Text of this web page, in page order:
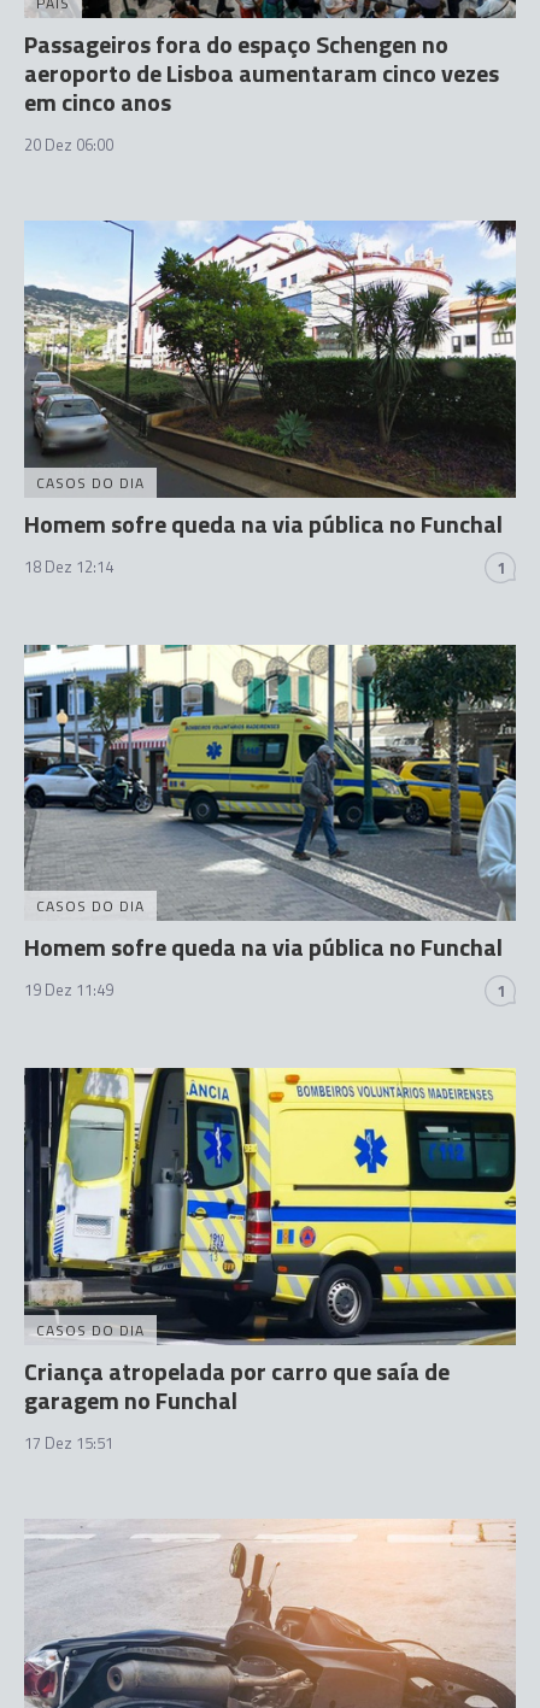
Passageiros fora do espaço Schengen no
aeroporto de Lisboa aumentaram cinco vezes
em cinco anos
20 Dez 06:00
CASOS DO DIA
Homem sofre queda na via pública no Funchal
18 Dez 12:14 1
CASOS DO DIA
Homem sofre queda na via pública no Funchal
19 Dez 11:49 1
CASOS DO DIA
Criança atropelada por carro que saía de
garagem no Funchal
17 Dez 15:51